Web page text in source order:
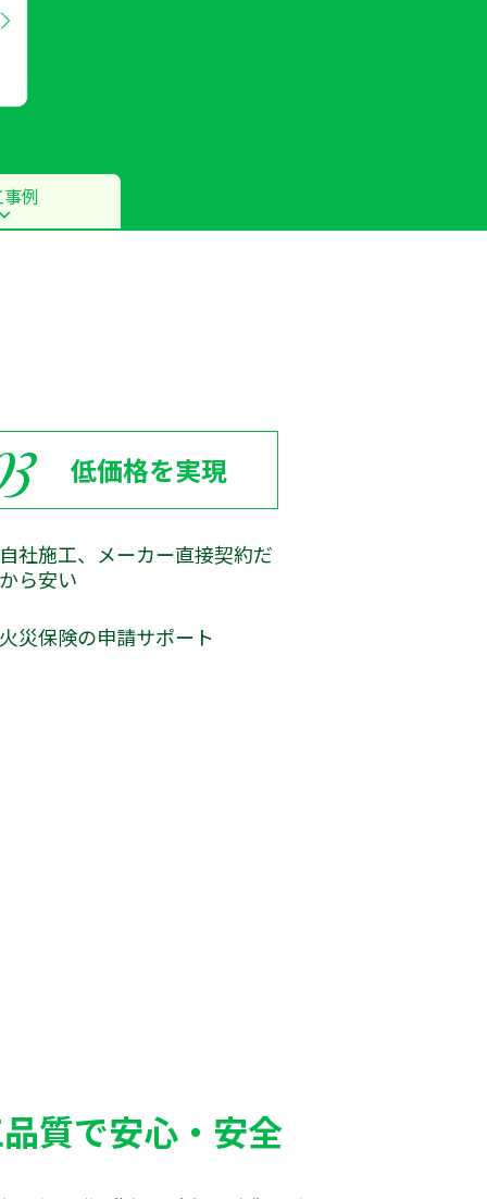
例
低価格を実現
自社施工、メーカー直接契約だ
から安い
火災保険の申請サポート
質で安心・安全